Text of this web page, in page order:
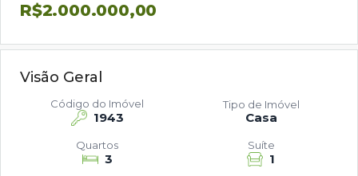
R$2.000.000,00
Visão Geral
1943
Código do Imóvel
Casa
Tipo de Imóvel
3
Quartos
1
Suíte